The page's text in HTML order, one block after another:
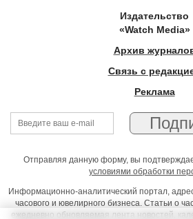
Издательство
«Watch Media»
Архив
Связь с
Реклама
Отправляя данную форму, вы
условиями обработки
Информационно-аналитический портал,
часового и ювелирного бизнеса. Статьи о
ежедневно обновляемая лента новостей,